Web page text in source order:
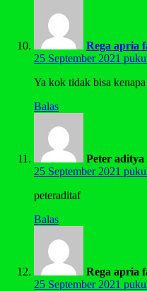
Rega apria
25 September 2021
Ya kok tidak bisa kenapa
Balas
Peter
25 September 2021
peteraditaf
Balas
Rega apria
25 September 2021